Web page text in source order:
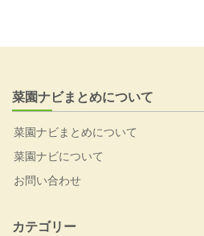
菜園ナビまとめについて
菜園ナビまとめについて
菜園ナビについて
お問い合わせ
カテゴリー